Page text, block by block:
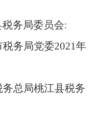
务局委员会:
税务局党委2021年
总局桃江县税务